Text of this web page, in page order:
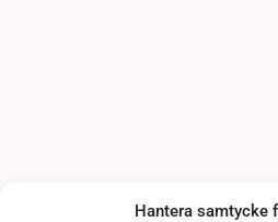
Hantera samtycke